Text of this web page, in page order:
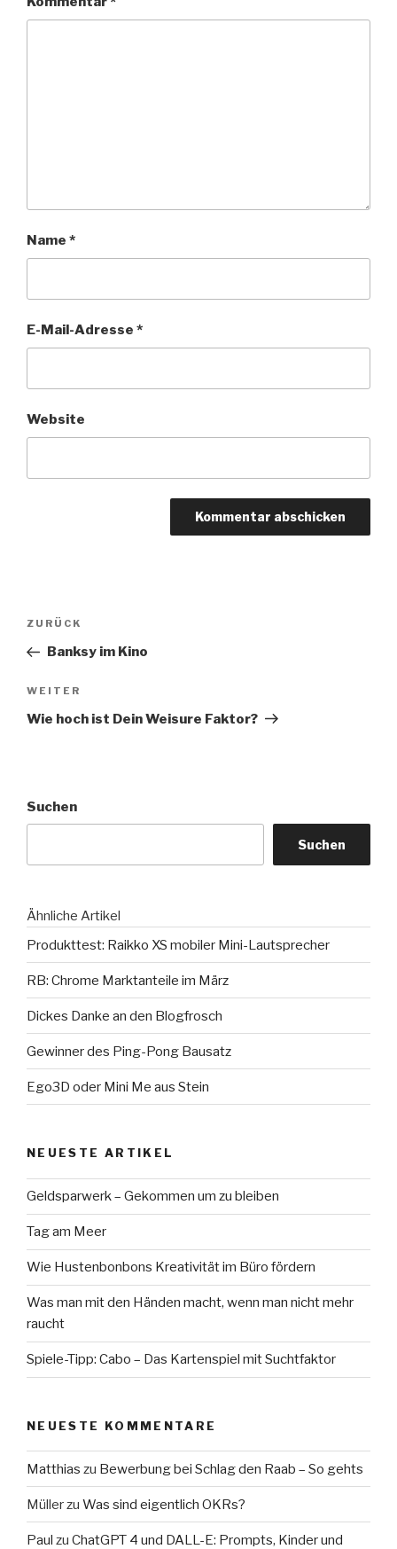
Name *
E-Mail-Adresse *
Website
Beitragsnavigation
Vorheriger
Beitrag
ZURÜCK
Banksy im Kino
Nächster
Beitrag
WEITER
Wie hoch ist Dein Weisure Faktor?
Suchen
Suchen
Ähnliche Artikel
Produkttest: Raikko XS mobiler Mini-Lautsprecher
RB: Chrome Marktanteile im März
Dickes Danke an den Blogfrosch
Gewinner des Ping-Pong Bausatz
Ego3D oder Mini Me aus Stein
NEUESTE ARTIKEL
Geldsparwerk – Gekommen um zu bleiben
Tag am Meer
Wie Hustenbonbons Kreativität im Büro fördern
Was man mit den Händen macht, wenn man nicht mehr
raucht
Spiele-Tipp: Cabo – Das Kartenspiel mit Suchtfaktor
NEUESTE KOMMENTARE
Matthias zu Bewerbung bei Schlag den Raab – So gehts
Müllerzu Was sind eigentlich OKRs?
Paul zu ChatGPT 4 und DALL-E: Prompts, Kinder und